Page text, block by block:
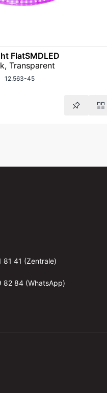
FlatSMDLED
Transparent
12.563-45
81 41 (Zentrale)
82 84 (WhatsApp)